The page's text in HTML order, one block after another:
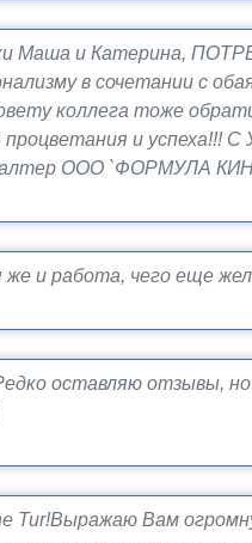
Маша и Катерина,
в сочетании с
коллега тоже
и успеха!!!
ООО `ФОРМУЛА
и работа, чего еще
оставляю отзывы, но
Вам